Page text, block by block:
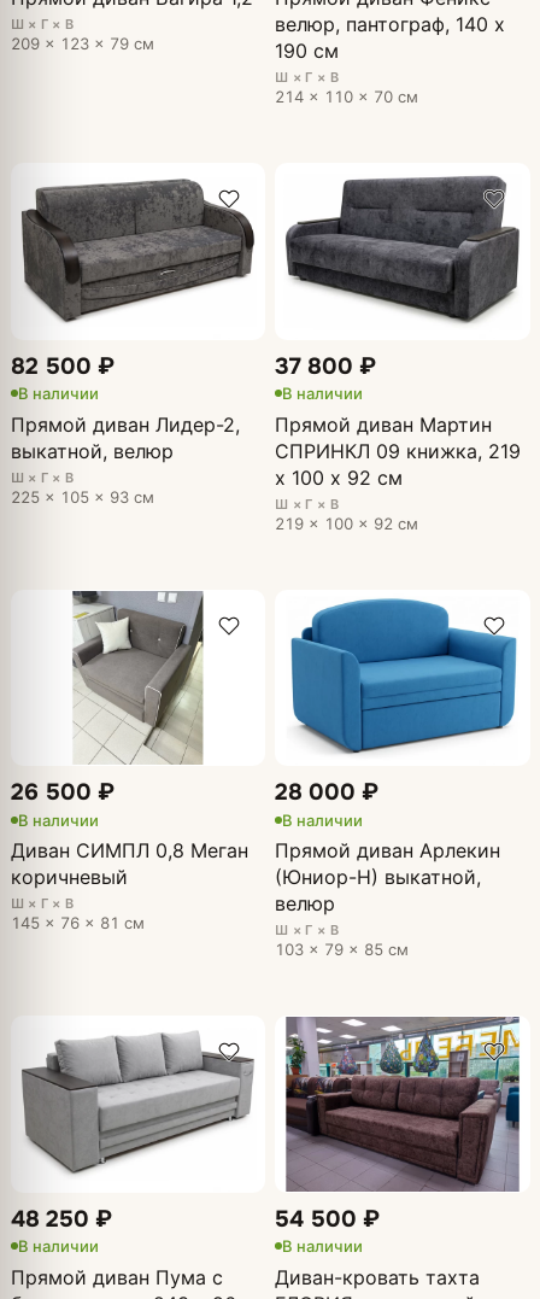
Ш × Г × В
209 × 123 × 79 см
велюр, пантограф, 140 х
190 см
Ш × Г × В
214 × 110 × 70 см
82 500 ₽
В наличии
Прямой диван Лидер-2,
выкатной, велюр
Ш × Г × В
225 × 105 × 93 см
37 800 ₽
В наличии
Прямой диван Мартин
СПРИНКЛ 09 книжка, 219
х 100 х 92 см
Ш × Г × В
219 × 100 × 92 см
26 500 ₽
В наличии
Диван СИМПЛ 0,8 Меган
коричневый
Ш × Г × В
145 × 76 × 81 см
28 000 ₽
В наличии
Прямой диван Арлекин
(Юниор-Н) выкатной,
велюр
Ш × Г × В
103 × 79 × 85 см
48 250 ₽
В наличии
Прямой диван Пума с
54 500 ₽
В наличии
Диван-кровать тахта